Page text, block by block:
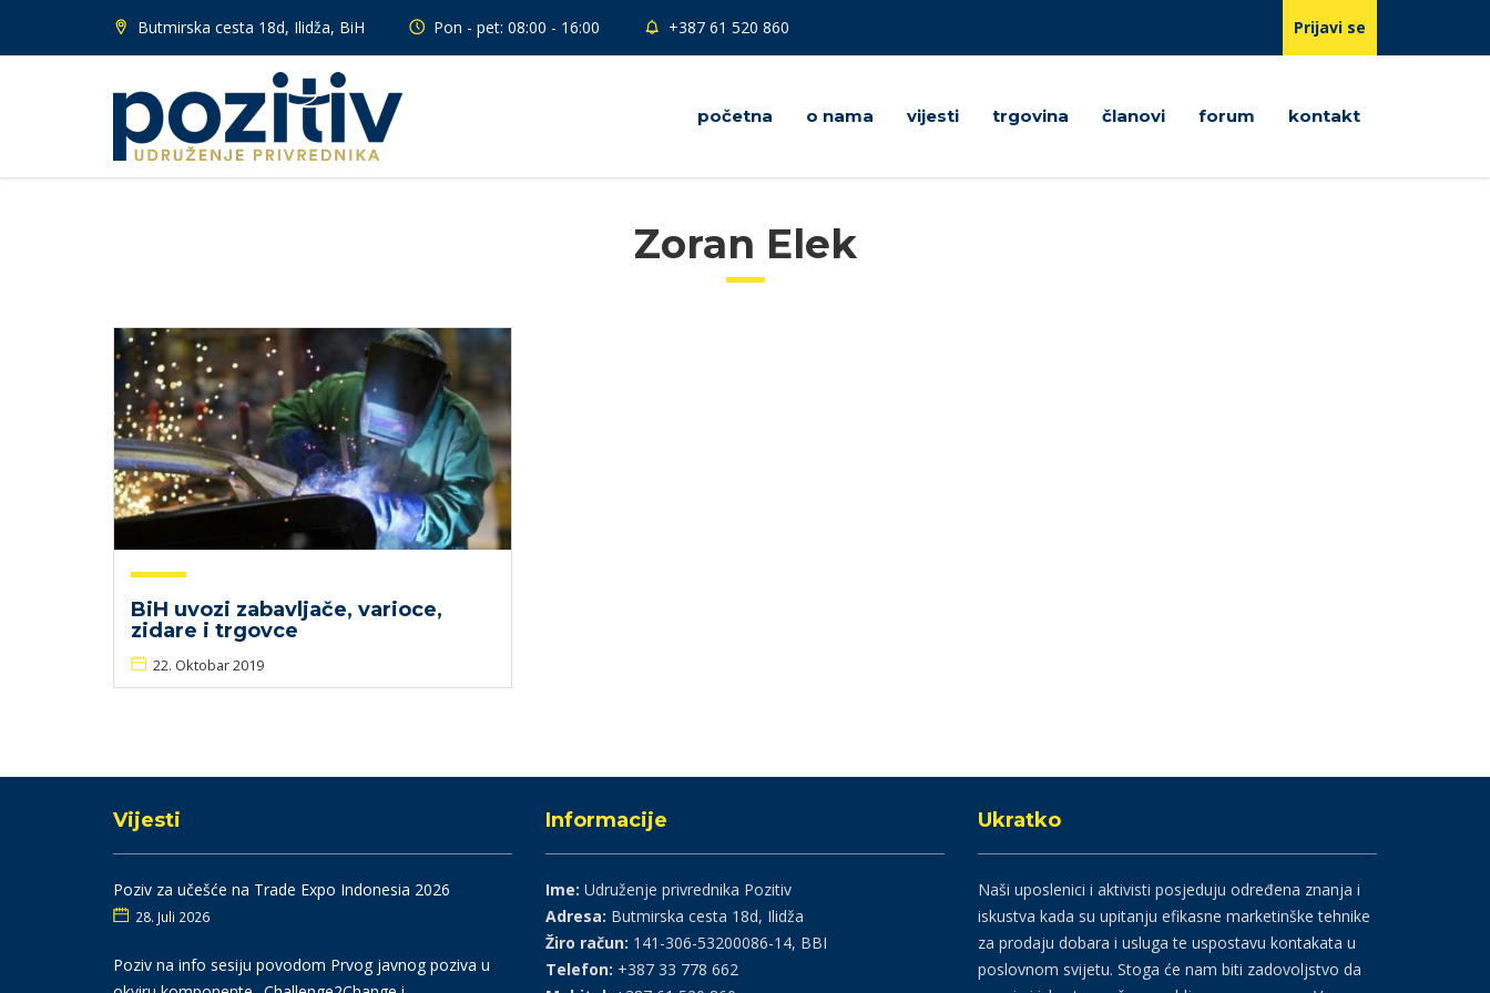
Butmirska cesta 18d, Ilidža, BiH Pon - pet: 08:00 - 16:00 +387 61 520 860 Prijavi se
početna o nama vijesti trgovina članovi forum kontakt
Zoran Elek
BiH uvozi zabavljače, varioce,
zidare i trgovce
22. Oktobar 2019
Vijesti
Poziv za učešće na Trade Expo Indonesia 2026
28. Juli 2026
Poziv na info sesiju povodom Prvog javnog poziva u
Informacije
Ime: Udruženje privrednika Pozitiv
Adresa: Butmirska cesta 18d, Ilidža
Žiro račun: 141-306-53200086-14, BBI
Telefon: +387 33 778 662
Ukratko
Naši uposlenici i aktivisti posjeduju određena znanja i
iskustva kada su upitanju efikasne marketinške tehnike
za prodaju dobara i usluga te uspostavu kontakata u
poslovnom svijetu. Stoga će nam biti zadovoljstvo da